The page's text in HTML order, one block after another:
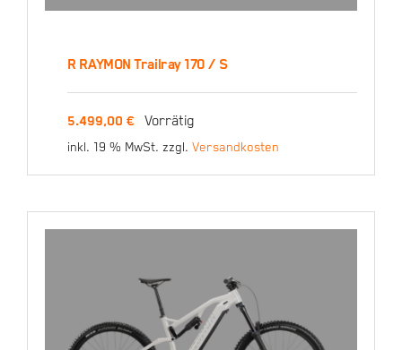
S
5.499,00€
R RAYMON Trailray 170 / S
5.499,00€ Vorrätig
inkl. 19 % MwSt. zzgl.Versandkosten